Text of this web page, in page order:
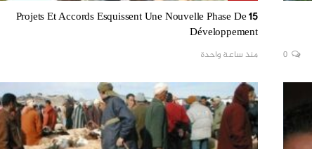
0
15 Projets Et Accords Esquissent Une Nouvelle Phase De
Développement
منذ ساعة واحدة